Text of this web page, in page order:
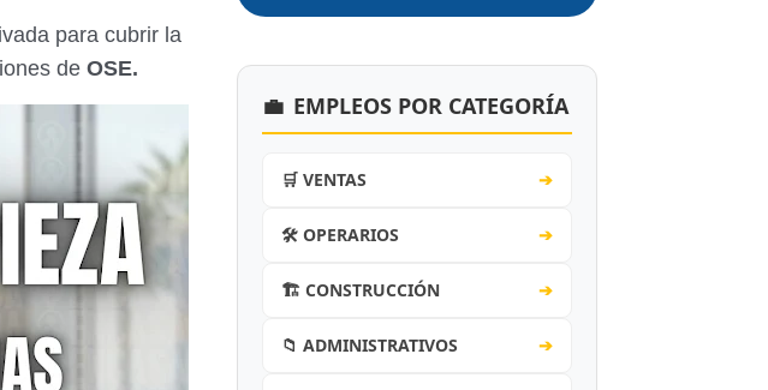
para cubrir la
de OSE.
💼 EMPLEOS POR CATEGORÍA
🛒 VENTAS ➔
🛠️ OPERARIOS ➔
🏗️ CONSTRUCCIÓN ➔
📁 ADMINISTRATIVOS ➔